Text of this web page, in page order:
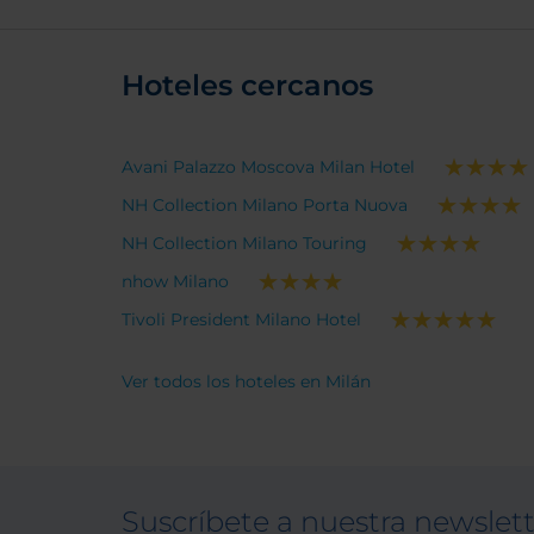
Hoteles cercanos
Avani Palazzo Moscova Milan Hotel
NH Collection Milano Porta Nuova
NH Collection Milano Touring
nhow Milano
Tivoli President Milano Hotel
Ver todos los hoteles en Milán
Suscríbete a nuestra